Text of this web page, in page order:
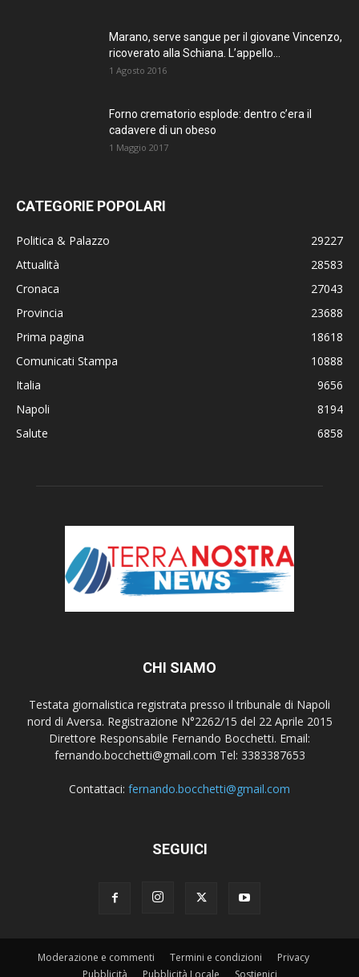
Marano, serve sangue per il giovane Vincenzo,
ricoverato alla Schiana. L’appello...
1 Agosto 2016
Forno crematorio esplode: dentro c’era il
cadavere di un obeso
1 Maggio 2017
CATEGORIE POPOLARI
Politica & Palazzo
29227
Attualità
28583
Cronaca
27043
Provincia
23688
Prima pagina
18618
Comunicati Stampa
10888
Italia
9656
Napoli
8194
Salute
6858
CHI SIAMO
Testata giornalistica registrata presso il tribunale di Napoli
nord di Aversa. Registrazione N°2262/15 del 22 Aprile 2015
Direttore Responsabile Fernando Bocchetti. Email:
fernando.bocchetti@gmail.com Tel: 3383387653
Contattaci: fernando.bocchetti@gmail.com
SEGUICI
Moderazione e commenti Termini e condizioni
Privacy
Pubblicità
Pubblicità Locale Sostienici